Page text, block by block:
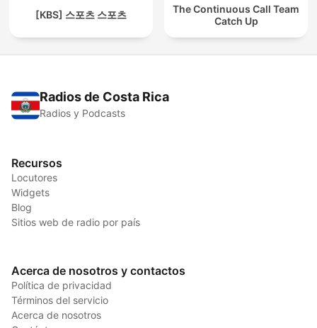
[KBS] 스포츠 스포츠
The Continuous Call Team
Catch Up
Radios de Costa Rica
Radios y Podcasts
Recursos
Locutores
Widgets
Blog
Sitios web de radio por país
Acerca de nosotros y contactos
Política de privacidad
Términos del servicio
Acerca de nosotros